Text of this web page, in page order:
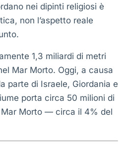
nei dipinti religiosi è
non l’aspetto reale
1,3 miliardi di metri
Mar Morto. Oggi, a causa
parte di Israele, Giordania e
porta circa 50 milioni di
Mar Morto — circa il 4% del